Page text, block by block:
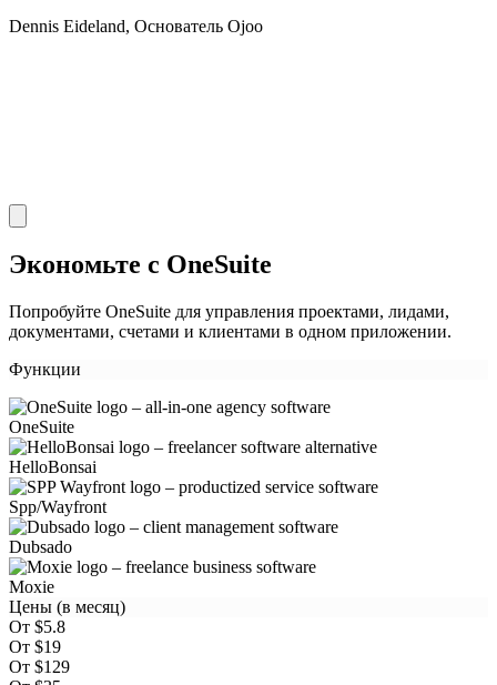
Dennis Eideland, Основатель Ojoo
Экономьте с OneSuite
Попробуйте OneSuite для управления проектами, лидами,
документами, счетами и клиентами в одном приложении.
Функции
OneSuite
HelloBonsai
Spp/Wayfront
Dubsado
Moxie
Цены (в месяц)
От $5.8
От $19
От $129